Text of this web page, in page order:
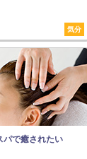
気分
パで癒されたい